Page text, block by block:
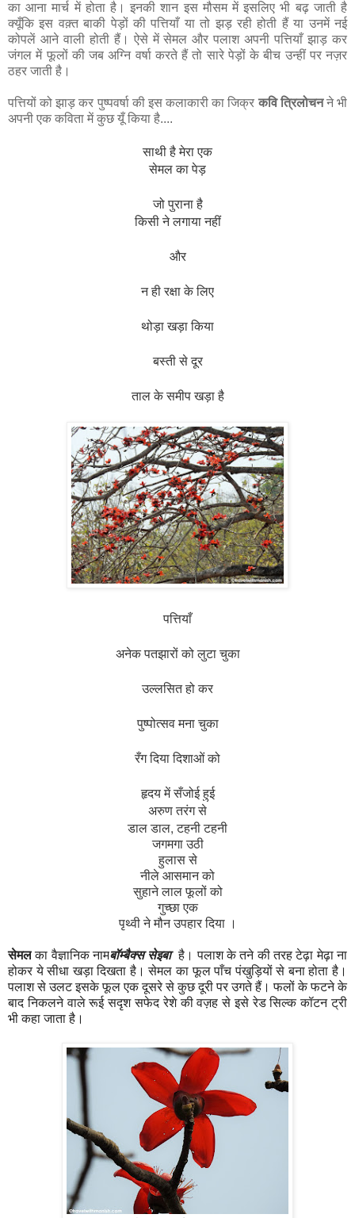
का आना मार्च में होता है। इनकी शान इस मौसम में इसलिए भी बढ़ जाती है
क्यूँकि इस वक़्त बाकी पेड़ों की पत्तियाँ या तो झड़ रही होती हैं या उनमें नई
कोपलें आने वाली होती हैं। ऐसे में सेमल और पलाश अपनी पत्तियाँ झाड़ कर
जंगल में फूलों की जब अग्नि वर्षा करते हैं तो सारे पेड़ों के बीच उन्हीं पर नज़र
ठहर जाती है।
पत्तियों को झाड़ कर पुष्पवर्षा की इस कलाकारी का जिक्रकवि त्रिलोचनने भी
अपनी एक कविता में कुछ यूँ किया है....
साथी है मेरा एक
सेमल का पेड़
जो पुराना है
किसी ने लगाया नहीं
और
न ही रक्षा के लिए
थोड़ा खड़ा किया
बस्ती से दूर
ताल के समीप खड़ा है
पत्तियाँ
अनेक पतझारों को लुटा चुका
उल्लसित हो कर
पुष्पोत्सव मना चुका
रँग दिया दिशाओं को
हृदय में सँजोई हुई
अरुण तरंग से
डाल डाल, टहनी टहनी
जगमगा उठी
हुलास से
नीले आसमान को
सुहाने लाल फूलों को
गुच्छा एक
पृथ्वी ने मौन उपहार दिया ।
सेमलका वैज्ञानिक नामबॉम्बैक्स सेइबाहै ।पलाश के तने कीतरह टेढ़ा मेढ़ा ना
होकर ये सीधा खड़ा दिखता है। सेमल का फूल पाँच पंखुड़ियों से बना होता है।
पलाश से उलट इसके फूल एक दूसरे से कुछ दूरी पर उगते हैं। फलों के फटने के
बाद निकलने वालेरूई सदृश सफेदरेशे की वज़ह से इसे रेड सिल्क कॉटन ट्री
भी कहा जाता है।